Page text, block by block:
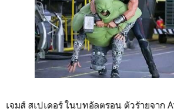
เจมส์ สเปเดอร์ ในบทอัลตรอน ตัวร้ายจาก